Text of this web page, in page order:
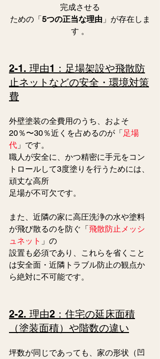
完成させる
ための「5つの正当な理由 」が存在しま
す 。
2-1. 理由1：足場架設や飛散防
止ネットなどの安全・環境対策
費
外壁塗装の全費用のうち、およそ
20％〜30％近くを占めるのが「足場
代 」です。
職人が安全に、かつ精密に手元をコン
トロールして3度塗りを行うためには、
頑丈な高所
足場が不可欠です。
また、近隣の家に高圧洗浄の水や塗料
が飛び散るのを防ぐ「飛散防止メッシ
ュネット 」の
設置も必須であり、これらを省くこと
は安全面・近隣トラブル防止の観点か
ら絶対に不可能です。
2-2. 理由2：住宅の延床面積
（塗装面積）や階数の違い
坪数が同じであっても、家の形状（凹